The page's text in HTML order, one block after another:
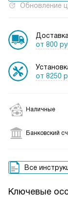
Обновление
от 800
от 8250
Наличные
Банковский
Все
Ключевые